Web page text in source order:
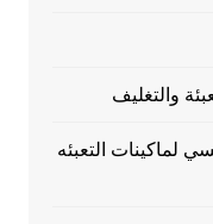
والتغليف
لماكينات التعبئه